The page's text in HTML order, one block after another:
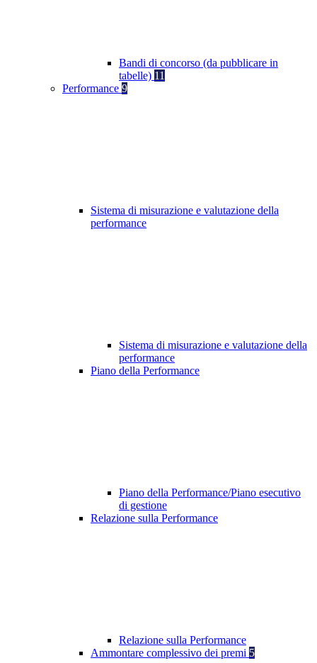
Bandi di concorso (da pubblicare in
tabelle) 11
Performance 9
Sistema di misurazione e valutazione della
performance
Sistema di misurazione e valutazione della
performance
Piano della Performance
Piano della Performance/Piano esecutivo
di gestione
Relazione sulla Performance
Relazione sulla Performance
Ammontare complessivo dei premi 5